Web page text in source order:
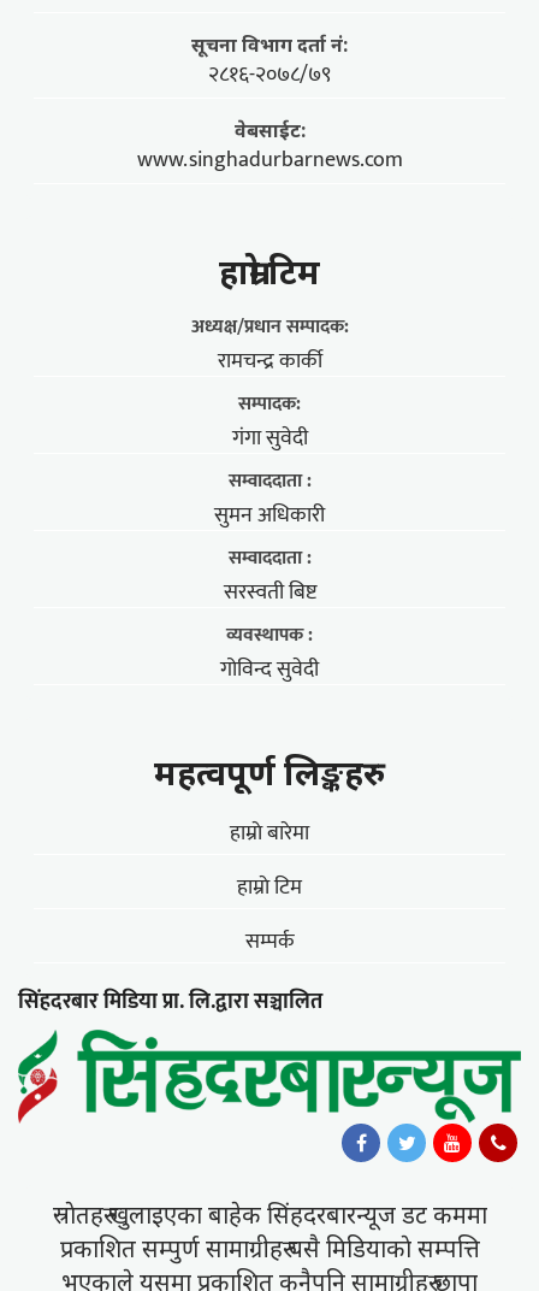
सूचना विभाग दर्ता नं:
२८१६-२०७८/७९
वेबसाईट:
www.singhadurbarnews.com
हाम्राे टिम
अध्यक्ष/प्रधान सम्पादक:
रामचन्द्र कार्की
सम्पादक:
गंगा सुवेदी
सम्वाददाता :
सुमन अधिकारी
सम्वाददाता :
सरस्वती बिष्ट
व्यवस्थापक :
गोविन्द सुवेदी
महत्वपूर्ण लिङ्कहरु
हाम्राे बारेमा
हाम्राे टिम
सम्पर्क
सिंहदरबार मिडिया प्रा. लि.द्वारा सञ्चालित
स्राेतहरु खुलाइएका बाहेक सिंहदरबारन्यूज डट कममा
प्रकाशित सम्पुर्ण सामाग्रीहरु यसै मिडियाकाे सम्पत्ति
भएकाले यसमा प्रकाशित कुनैपनि सामाग्रीहरु छापा